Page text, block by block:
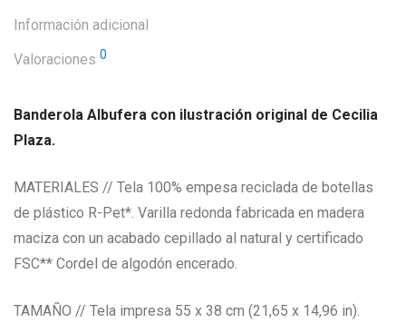
Información adicional
Valoraciones 0
Banderola Albufera con ilustración original de Cecilia
Plaza.
MATERIALES // Tela 100% empesa reciclada de botellas
de plástico R-Pet*. Varilla redonda fabricada en madera
maciza con un acabado cepillado al natural y certificado
FSC** Cordel de algodón encerado.
TAMAÑO // Tela impresa 55 x 38 cm (21,65 x 14,96 in).